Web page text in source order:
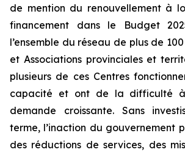
de mention du renouvellement à
financement dans le Budget
l’ensemble du réseau de plus de
et Associations provinciales et
plusieurs de ces Centres
capacité et ont de la difficulté
demande croissante. Sans
terme, l’inaction du gouvernement
des réductions de services, des